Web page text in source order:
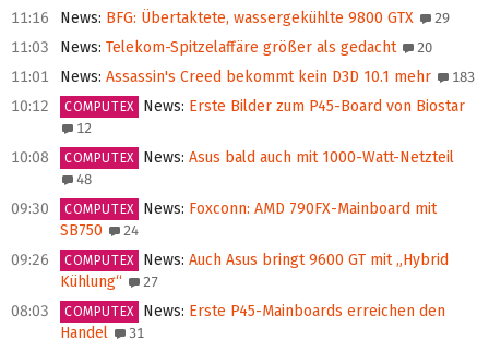
11:16 News: BFG: Übertaktete, wassergekühlte 9800 GTX 29
11:03 News: Telekom-Spitzelaffäre größer als gedacht 20
11:01 News: Assassin's Creed bekommt kein D3D 10.1 mehr 183
10:12 COMPUTEX News: Erste Bilder zum P45-Board von Biostar
12
10:08 COMPUTEX News: Asus bald auch mit 1000-Watt-Netzteil
48
09:30 COMPUTEX News: Foxconn: AMD 790FX-Mainboard mit
SB750
24
09:26 COMPUTEX News: Auch Asus bringt 9600 GT mit „Hybrid
Kühlung“
27
08:03 COMPUTEX News: Erste P45-Mainboards erreichen den
Handel
31